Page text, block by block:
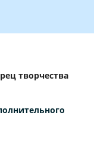
творчества